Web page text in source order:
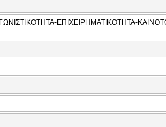
ΕΠΙΧΕΙΡΗΜΑΤΙΚΟΤΗΤΑ-